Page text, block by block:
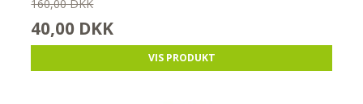
160,00 DKK
40,00 DKK
VIS PRODUKT